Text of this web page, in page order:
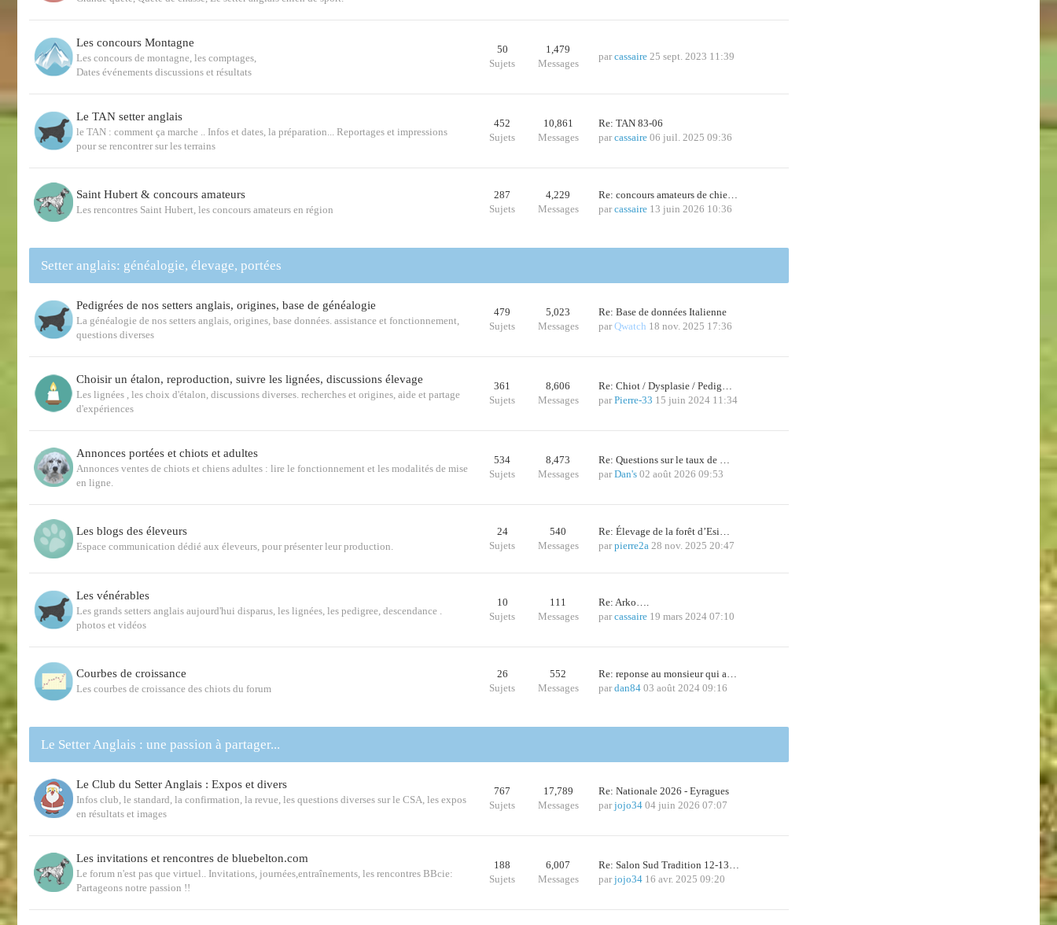
Les concours Montagne
Les concours de montagne, les comptages,
Dates événements discussions et résultats
50
Sujets
1,479
Messages
par cassaire 25 sept. 2023 11:39
Le TAN setter anglais
le TAN : comment ça marche .. Infos et dates, la préparation... Reportages et impressions
pour se rencontrer sur les terrains
452
Sujets
10,861
Messages
Re: TAN 83-06
par cassaire 06 juil. 2025 09:36
Saint Hubert & concours amateurs
Les rencontres Saint Hubert, les concours amateurs en région
287
Sujets
4,229
Messages
Re: concours amateurs de chie…
par cassaire 13 juin 2026 10:36
Setter anglais: généalogie, élevage, portées
Pedigrées de nos setters anglais, origines, base de généalogie
La généalogie de nos setters anglais, origines, base données. assistance et fonctionnement,
questions diverses
479
Sujets
5,023
Messages
Re: Base de données Italienne
par Qwatch 18 nov. 2025 17:36
Choisir un étalon, reproduction, suivre les lignées, discussions élevage
Les lignées , les choix d'étalon, discussions diverses. recherches et origines, aide et partage
d'expériences
361
Sujets
8,606
Messages
Re: Chiot / Dysplasie / Pedig…
par Pierre-33 15 juin 2024 11:34
Annonces portées et chiots et adultes
Annonces ventes de chiots et chiens adultes : lire le fonctionnement et les modalités de mise
en ligne.
534
Sujets
8,473
Messages
Re: Questions sur le taux de …
par Dan's 02 août 2026 09:53
Les blogs des éleveurs
Espace communication dédié aux éleveurs, pour présenter leur production.
24
Sujets
540
Messages
Re: Élevage de la forêt d’Esi…
par pierre2a 28 nov. 2025 20:47
Les vénérables
Les grands setters anglais aujourd'hui disparus, les lignées, les pedigree, descendance .
photos et vidéos
10
Sujets
111
Messages
Re: Arko….
par cassaire 19 mars 2024 07:10
Courbes de croissance
Les courbes de croissance des chiots du forum
26
Sujets
552
Messages
Re: reponse au monsieur qui a…
par dan84 03 août 2024 09:16
Le Setter Anglais : une passion à partager...
Le Club du Setter Anglais : Expos et divers
Infos club, le standard, la confirmation, la revue, les questions diverses sur le CSA, les expos
en résultats et images
767
Sujets
17,789
Messages
Re: Nationale 2026 - Eyragues
par jojo34 04 juin 2026 07:07
Les invitations et rencontres de bluebelton.com
Le forum n'est pas que virtuel.. Invitations, journées,entraînements, les rencontres BBcie:
Partageons notre passion !!
188
Sujets
6,007
Messages
Re: Salon Sud Tradition 12-13…
par jojo34 16 avr. 2025 09:20